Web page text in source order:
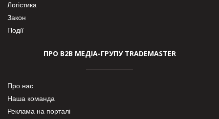
Логістика
Закон
Події
ПРО В2В МЕДІА-ГРУПУ TRADEMASTER
Про нас
Наша команда
Реклама на порталі